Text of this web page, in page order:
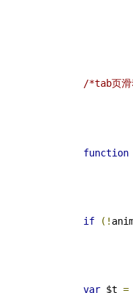
/*tab页
function
if (!
var $t =